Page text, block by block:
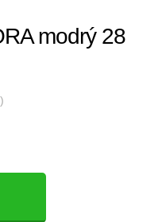
modrý 28
)